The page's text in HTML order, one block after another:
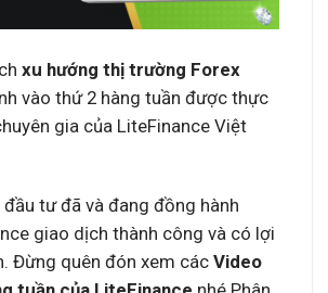
xu hướng thị trường Forex
vào thứ 2 hàng tuần được thực
gia của LiteFinance Việt
đầu tư đã và đang đồng hành
giao dịch thành công và có lợi
Đừng quên đón xem các Video